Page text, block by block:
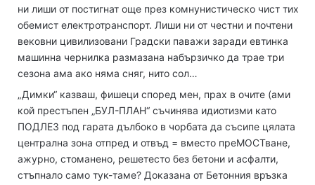
ни лиши от постигнат още през комнунистическо чист тих
обемист електротранспорт. Лиши ни от честни и почтени
вековни цивилизовани Градски паважи заради евтинка
машинна чернилка размазана набързичко да трае три
сезона ама ако няма сняг, нито сол…
„Димки“ казваш, фишеци според мен, прах в очите (ами
кой престъпен „БУЛ-ПЛАН“ съчинява идиотизми като
ПОДЛЕЗ под гарата дълбоко в чорбата да съсипе цялата
централна зона отпред и отвъд = вместо преМОСТване,
ажурно, стоманено, решетесто без бетони и асфалти,
стъпнало само тук-таме? Доказана от Бетонния връзка